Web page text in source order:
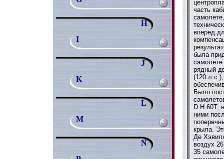
H
I
J
K
L
M
N
часть
вперед
была
самолете
рядный
(120
Было
D.H.60Т,
ними
крыла.
Де
воздух
35